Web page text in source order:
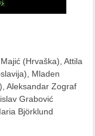
(Hrvaška), Attila
Mladen
Aleksandar Zograf
Grabović
Björklund